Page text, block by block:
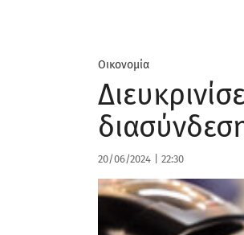
Οικονομία
20/06/2024 22:30